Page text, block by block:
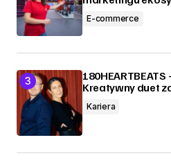
E-commerce
180HEARTBEATS
Kreatywny duet
Kariera